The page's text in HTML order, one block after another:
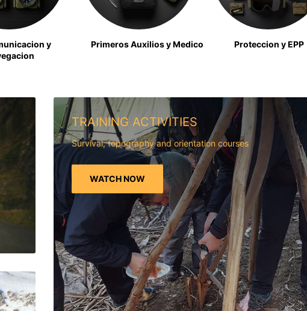
y
Primeros Auxilios y Medico Proteccion y EPP
TRAINING ACTIVITIES
Survival, topography and orientation courses
WATCH NOW